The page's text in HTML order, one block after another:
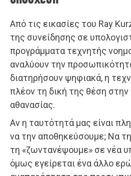
Από τις εικασίες του Ray
της συνείδησης σε
προγράμματα τεχνητής
αναλύουν την
διατηρήσουν ψηφιακά, η
πλέον τη δική της θέση
αθανασίας.
Αν η ταυτότητά μας είναι
να την αποθηκεύσουμε; Να
τη «ζωντανέψουμε» σε νέα
όμως εγείρεται ένα άλλο